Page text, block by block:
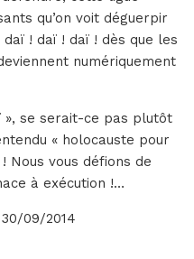
qu’on voit déguerpir
! daï ! daï ! dès que les
numériquement
», se serait-ce pas plutôt
« holocauste pour
Nous vous défions de
à exécution !…
09/2014